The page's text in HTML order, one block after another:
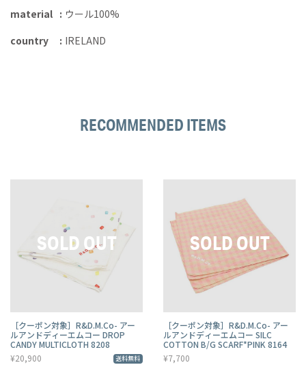
material
ウール100%
country
IRELAND
RECOMMENDED ITEMS
［クーポン対象］R&D.M.Co- アー
ルアンドディーエムコー DROP
CANDY MULTICLOTH 8208
¥20,900
送料無料
［クーポン対象］R&D.M.Co- アー
ルアンドディーエムコー SILC
COTTON B/G SCARF*PINK 8164
¥7,700